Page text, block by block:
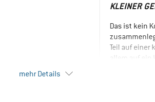
KLEINER
Das ist kein
Teil auf einer
allem auf
mehr Details